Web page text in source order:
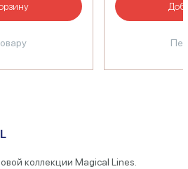
коллекции Magical Lines.